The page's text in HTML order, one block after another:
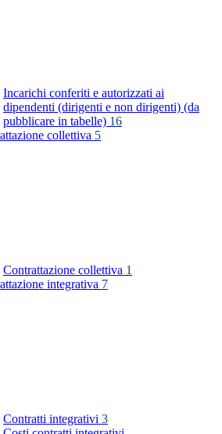
Incarichi conferiti e autorizzati ai
dipendenti (dirigenti e non dirigenti) (da
pubblicare in tabelle) 16
collettiva 5
Contrattazione collettiva 1
integrativa 7
Contratti integrativi 3